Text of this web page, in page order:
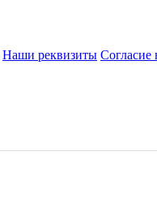
Наши реквизиты Согласие